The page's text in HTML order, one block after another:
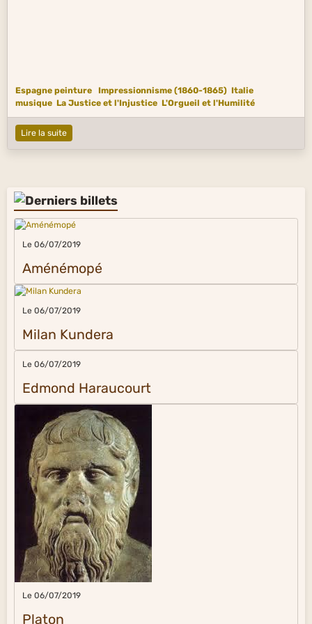
Espagne peinture Impressionnisme (1860-1865) Italie
musique La Justice et l'Injustice L'Orgueil et l'Humilité
Lire la suite
Le 06/07/2019
Aménémopé
Le 06/07/2019
Milan Kundera
Le 06/07/2019
Edmond Haraucourt
Le 06/07/2019
Platon